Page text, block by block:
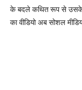
के बदले कथित रूप से उसके
का वीडियो अब सोशल